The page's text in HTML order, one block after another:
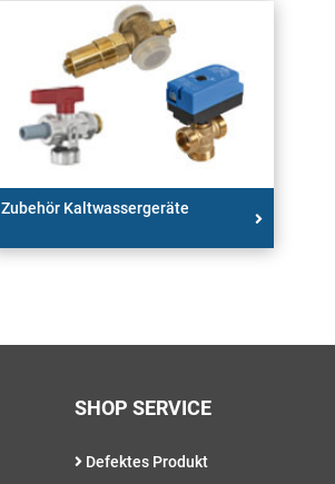
Zubehör Kaltwassergeräte
SHOP SERVICE
Defektes Produkt